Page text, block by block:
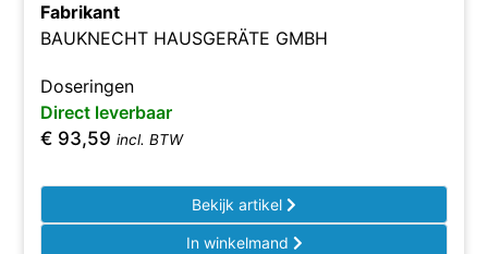
Fabrikant
BAUKNECHT HAUSGERÄTE GMBH
Doseringen
Direct leverbaar
€ 93,59 incl. BTW
Bekijk artikel
In winkelmand